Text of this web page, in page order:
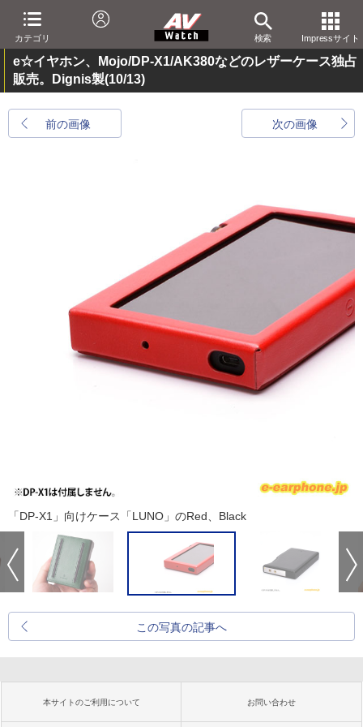
カテゴリ 検索 Impressサイト
e☆イヤホン、Mojo/DP-X1/AK380などのレザーケース独占
販売。Dignis製(10/13)
前の画像 次の画像
「DP-X1」向けケース「LUNO」のRed、Black
この写真の記事へ
本サイトのご利用について お問い合わせ